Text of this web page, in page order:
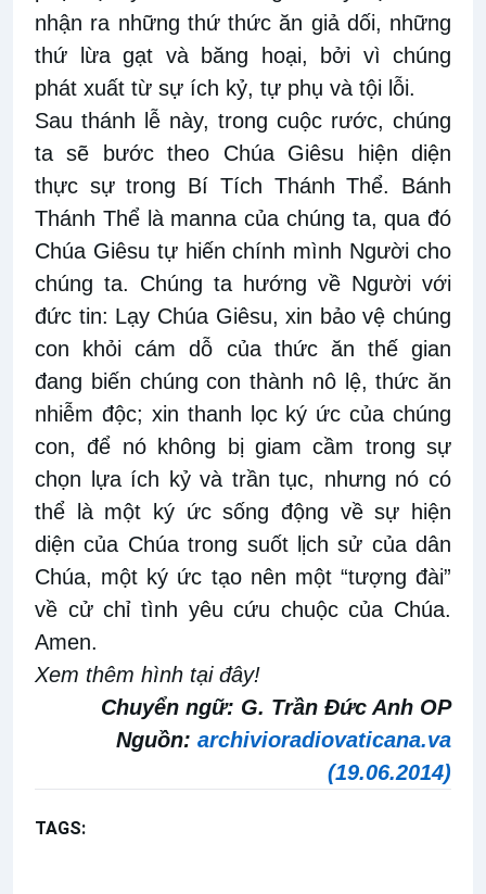
nhận ra những thứ thức ăn giả dối, những
thứ lừa gạt và băng hoại, bởi vì chúng
phát xuất từ sự ích kỷ, tự phụ và tội lỗi.
Sau thánh lễ này, trong cuộc rước, chúng
ta sẽ bước theo Chúa Giêsu hiện diện
thực sự trong Bí Tích Thánh Thể. Bánh
Thánh Thể là manna của chúng ta, qua đó
Chúa Giêsu tự hiến chính mình Người cho
chúng ta. Chúng ta hướng về Người với
đức tin: Lạy Chúa Giêsu, xin bảo vệ chúng
con khỏi cám dỗ của thức ăn thế gian
đang biến chúng con thành nô lệ, thức ăn
nhiễm độc; xin thanh lọc ký ức của chúng
con, để nó không bị giam cầm trong sự
chọn lựa ích kỷ và trần tục, nhưng nó có
thể là một ký ức sống động về sự hiện
diện của Chúa trong suốt lịch sử của dân
Chúa, một ký ức tạo nên một “tượng đài”
về cử chỉ tình yêu cứu chuộc của Chúa.
Amen.
Xem thêm hình tại đây!
Chuyển ngữ: G. Trần Đức Anh OP
Nguồn: archivioradiovaticana.va
(19.06.2014)
TAGS: